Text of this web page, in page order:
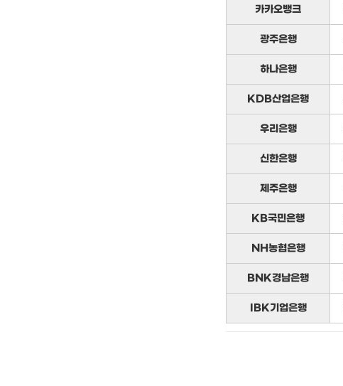
카카오뱅크
광주은행
하나은행
KDB산업은행
우리은행
신한은행
제주은행
KB국민은행
NH농협은행
BNK경남은행
IBK기업은행